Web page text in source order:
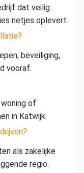
dat veilig
netjes oplevert.
beveiliging,
vooraf.
of
in Katwijk.
als zakelijke
regio.